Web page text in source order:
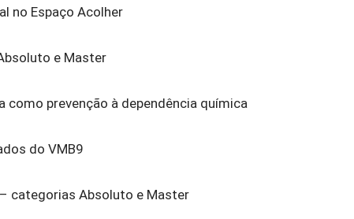
no Espaço Acolher
e Master
como prevenção à dependência química
do VMB9
categorias Absoluto e Master